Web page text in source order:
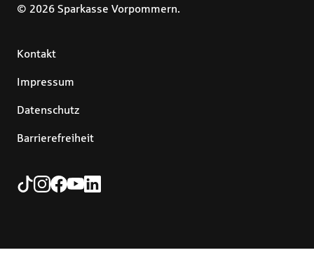
© 2026 Sparkasse Vorpommern.
Kontakt
Impressum
Datenschutz
Barrierefreiheit